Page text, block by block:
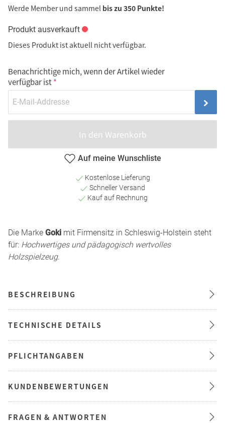
Werde Member und sammel bis zu 350 Punkte!
Produkt ausverkauft
Dieses Produkt ist aktuell nicht verfügbar.
Benachrichtige mich, wenn der Artikel wieder
verfügbar ist
In den Warenkorb
Auf meine Wunschliste
Kostenlose Lieferung
Schneller Versand
Kauf auf Rechnung
Die Marke Goki mit Firmensitz in Schleswig-Holstein steht
für: Hochwertiges und pädagogisch wertvolles
Holzspielzeug.
BESCHREIBUNG
TECHNISCHE DETAILS
PFLICHTANGABEN
KUNDENBEWERTUNGEN
FRAGEN & ANTWORTEN